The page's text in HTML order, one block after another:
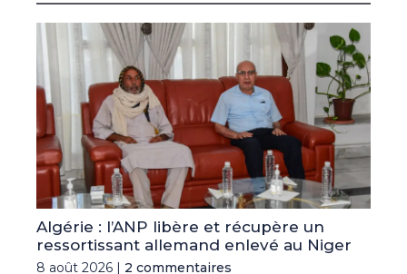
Algérie : l’ANP libère et récupère un
ressortissant allemand enlevé au Niger
8 août 2026 | 2 commentaires